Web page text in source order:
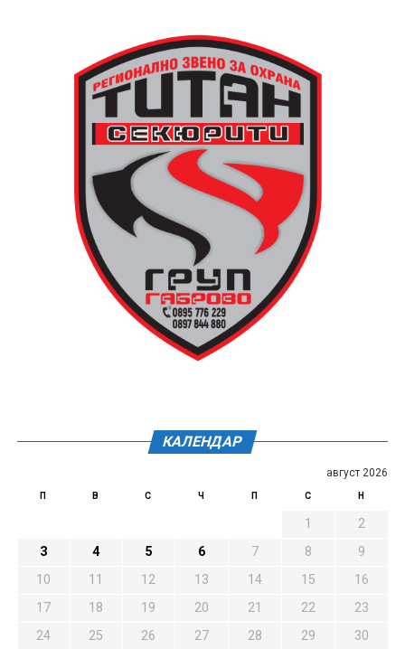
КАЛЕНДАР
август 2026
П В С Ч П С Н
1
2
3
4 5 6 7 8
9
10
11 12 13 14 15
16
17
18 19 20 21 22
23
24
25 26 27 28 29 30